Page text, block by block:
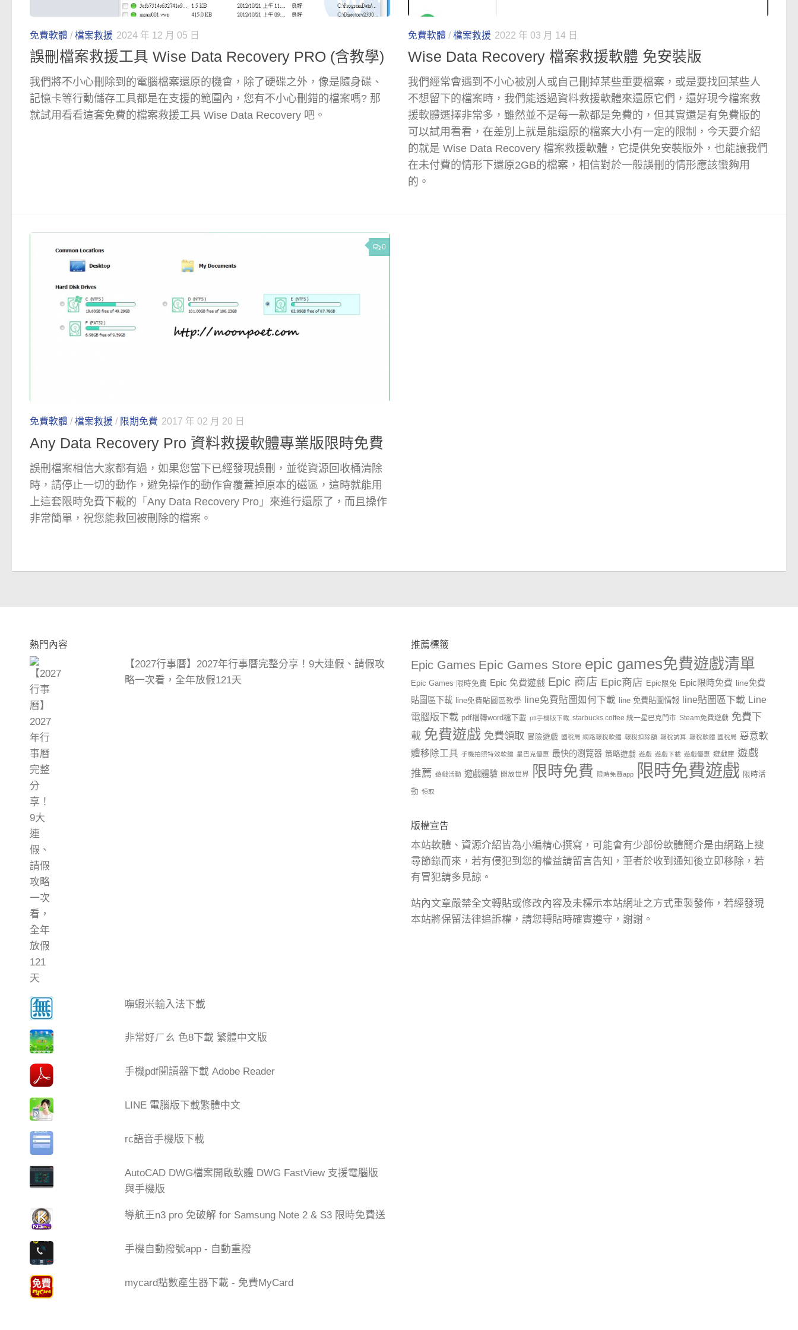
免費軟體 / 檔案救援 2024 年 12 月 05 日
誤刪檔案救援工具 Wise Data Recovery PRO (含教學)
我們將不小心刪除到的電腦檔案還原的機會，除了硬碟之外，像是隨身碟、
記憶卡等行動儲存工具都是在支援的範圍內，您有不小心刪錯的檔案嗎? 那
就試用看看這套免費的檔案救援工具 Wise Data Recovery 吧。
免費軟體 / 檔案救援 2022 年 03 月 14 日
Wise Data Recovery 檔案救援軟體 免安裝版
我們經常會遇到不小心被別人或自己刪掉某些重要檔案，或是要找回某些人
不想留下的檔案時，我們能透過資料救援軟體來還原它們，還好現今檔案救
援軟體選擇非常多，雖然並不是每一款都是免費的，但其實還是有免費版的
可以試用看看，在差別上就是能還原的檔案大小有一定的限制，今天要介紹
的就是 Wise Data Recovery 檔案救援軟體，它提供免安裝版外，也能讓我們
在未付費的情形下還原2GB的檔案，相信對於一般誤刪的情形應該蠻夠用
的。
0
免費軟體 / 檔案救援 / 限期免費 2017 年 02 月 20 日
Any Data Recovery Pro 資料救援軟體專業版限時免費
誤刪檔案相信大家都有過，如果您當下已經發現誤刪，並從資源回收桶清除
時，請停止一切的動作，避免操作的動作會覆蓋掉原本的磁區，這時就能用
上這套限時免費下載的「Any Data Recovery Pro」來進行還原了，而且操作
非常簡單，祝您能救回被刪除的檔案。
熱門內容
【2027行事曆】2027年行事曆完整分享！9大連假、請假攻
略一次看，全年放假121天
嘸蝦米輸入法下載
非常好ㄏㄠ 色8下載 繁體中文版
手機pdf閱讀器下載 Adobe Reader
LINE 電腦版下載繁體中文
rc語音手機版下載
AutoCAD DWG檔案開啟軟體 DWG FastView 支援電腦版
與手機版
導航王n3 pro 免破解 for Samsung Note 2 & S3 限時免費送
手機自動撥號app - 自動重撥
mycard點數產生器下載 - 免費MyCard
推薦標籤
Epic Games Epic Games Store epic games免費遊戲清單
Epic Games 限時免費 Epic 免費遊戲 Epic 商店 Epic商店 Epic限免 Epic限時免費 line免費
貼圖區下載
line免費貼圖區教學 line免費貼圖如何下載 line 免費貼圖情報 line貼圖區下載 Line
電腦版下載 pdf檔轉word檔下載 ptt手機版下載 starbucks coffee 統一星巴克門市 Steam免費遊戲 免費下
載 免費遊戲 免費領取 冒險遊戲 國稅局 網路報稅軟體 報稅扣除額 報稅試算 報稅軟體 國稅局 惡意軟
體移除工具 手機拍照特效軟體 星巴克優惠 最快的瀏覽器 策略遊戲 遊戲 遊戲下載 遊戲優惠 遊戲庫 遊戲
推薦 遊戲活動 遊戲體驗 開放世界 限時免費 限時免費app 限時免費遊戲 限時活
動 領取
版權宣告
本站軟體、資源介紹皆為小編精心撰寫，可能會有少部份軟體簡介是由網路上搜
尋節錄而來，若有侵犯到您的權益請留言告知，筆者於收到通知後立即移除，若
有冒犯請多見諒。
站內文章嚴禁全文轉貼或修改內容及未標示本站網址之方式重製發佈，若經發現
本站將保留法律追訴權，請您轉貼時確實遵守，謝謝。